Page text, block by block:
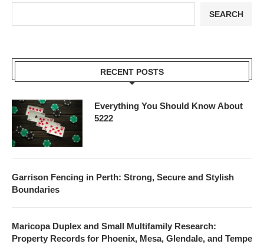
SEARCH
RECENT POSTS
Everything You Should Know About
5222
Garrison Fencing in Perth: Strong, Secure and Stylish
Boundaries
Maricopa Duplex and Small Multifamily Research:
Property Records for Phoenix, Mesa, Glendale, and Tempe